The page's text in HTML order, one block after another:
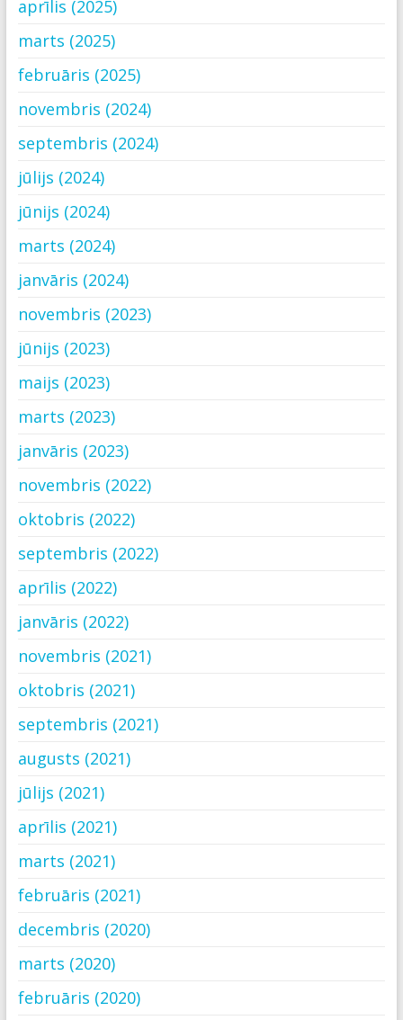
aprīlis (2025)
marts (2025)
februāris (2025)
novembris (2024)
septembris (2024)
jūlijs (2024)
jūnijs (2024)
marts (2024)
janvāris (2024)
novembris (2023)
jūnijs (2023)
maijs (2023)
marts (2023)
janvāris (2023)
novembris (2022)
oktobris (2022)
septembris (2022)
aprīlis (2022)
janvāris (2022)
novembris (2021)
oktobris (2021)
septembris (2021)
augusts (2021)
jūlijs (2021)
aprīlis (2021)
marts (2021)
februāris (2021)
decembris (2020)
marts (2020)
februāris (2020)